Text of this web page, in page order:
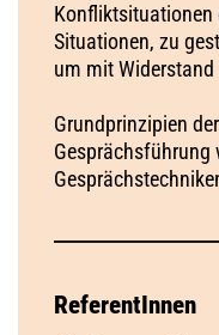
Konfliktsituationen
Situationen, zu
um mit
Grundprinzipien
Gesprächsführung
ReferentInnen